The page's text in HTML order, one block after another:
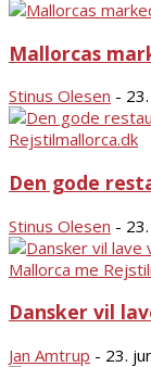
Mallorcas
Stinus Olesen -
Den gode
Stinus Olesen -
Dansker vil
Jan Amtrup - 23.